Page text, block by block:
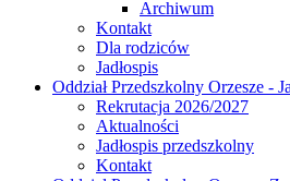
Archiwum
Kontakt
Dla rodziców
Jadłospis
Oddział Przedszkolny Orzesze -
Rekrutacja 2026/2027
Aktualności
Jadłospis przedszkolny
Kontakt